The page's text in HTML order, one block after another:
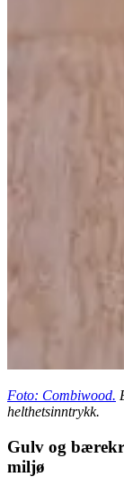
Foto: Combiwood.
helthetsinntrykk.
Gulv og
miljø